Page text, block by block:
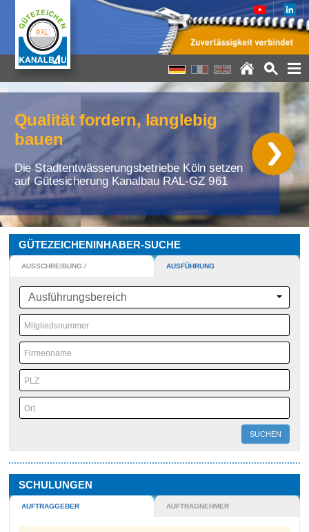
setzen
GZ 961
Dipl.-Ing.
Arne Schmüser
Leiter Ingenieur-
dienste Netz
GÜTEZEICHENINHABER-SUCHE
AUSSCHREIBUNG /
BAUÜBERWACHUNG
AUSFÜHRUNG
Ausführungsbereich
SUCHEN
SCHULUNGEN
AUFTRAGGEBER AUFTRAGNEHMER